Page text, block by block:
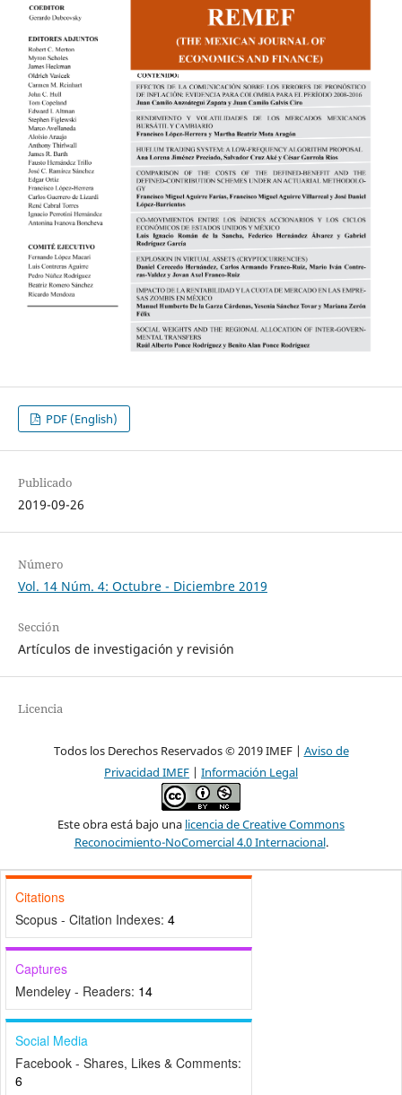
PDF (English)
Publicado
2019-09-26
Número
Vol. 14 Núm. 4: Octubre - Diciembre 2019
Sección
Artículos de investigación y revisión
Licencia
Todos los Derechos Reservados © 2019 IMEF | Aviso de
Privacidad IMEF | Información Legal
Este obra está bajo una licencia de Creative Commons
Reconocimiento-NoComercial 4.0 Internacional.
Citations
Scopus - Citation Indexes: 4
Captures
Mendeley - Readers: 14
Social Media
Facebook - Shares, Likes & Comments:
6